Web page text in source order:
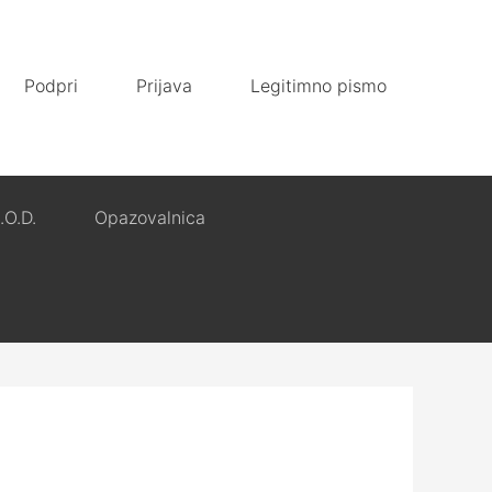
Podpri Prijava Legitimno pismo
Opazovalnica